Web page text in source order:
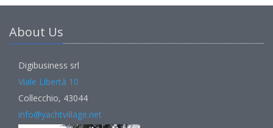
About Us
Digibusiness srl
Viale Libertà 10
Collecchio, 43044
info@yachtvillage.net